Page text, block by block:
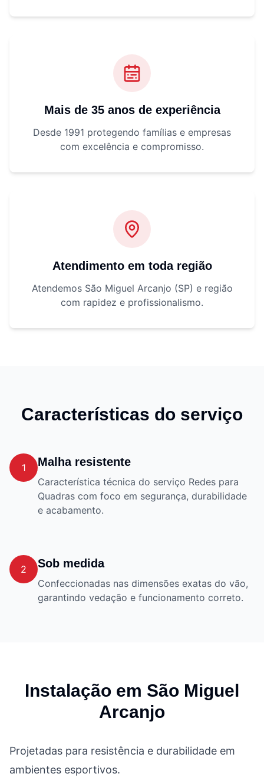
Mais de 35 anos de experiência
Desde 1991 protegendo famílias e empresas
com excelência e compromisso.
Atendimento em toda região
Atendemos São Miguel Arcanjo (SP) e região
com rapidez e profissionalismo.
Características do serviço
1 Malha resistente
Característica técnica do serviço Redes para
Quadras com foco em segurança, durabilidade
e acabamento.
2 Sob medida
Confeccionadas nas dimensões exatas do vão,
garantindo vedação e funcionamento correto.
Instalação em São Miguel
Arcanjo
Projetadas para resistência e durabilidade em
ambientes esportivos.